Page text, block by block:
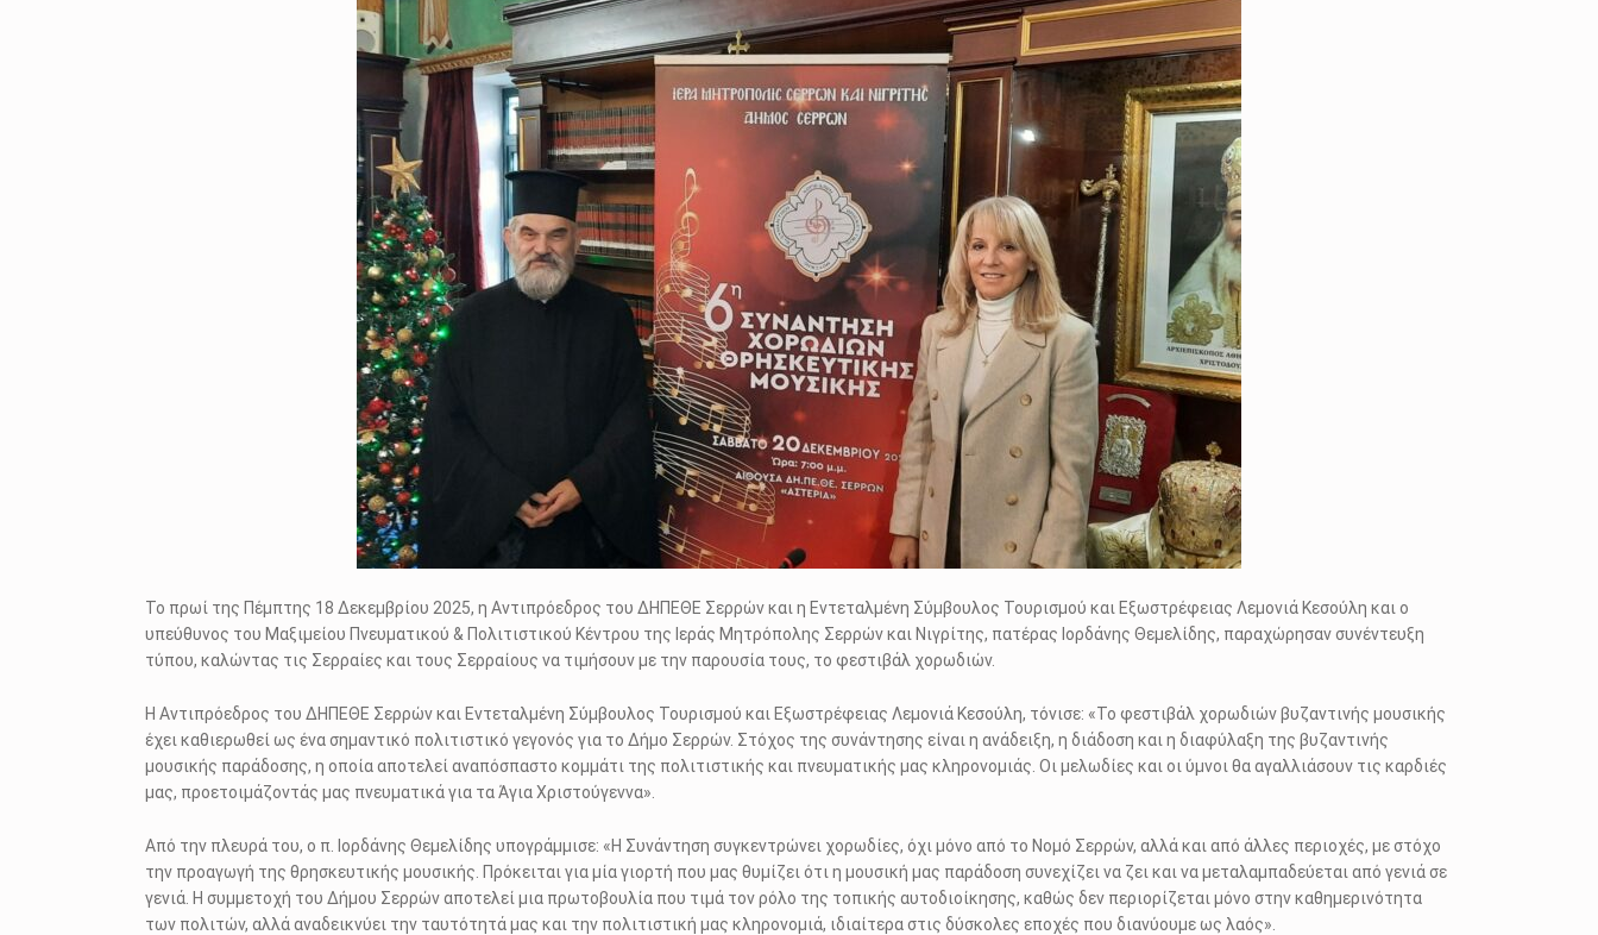
Το πρωί της Πέμπτης 18 Δεκεμβρίου 2025, η Αντιπρόεδρος του ΔΗΠΕΘΕ Σερρών και η Εντεταλμένη Σύμβουλος Τουρισμού και Εξωστρέφειας Λεμονιά Κεσούλη και ο
υπεύθυνος του Μαξιμείου Πνευματικού & Πολιτιστικού Κέντρου της Ιεράς Μητρόπολης Σερρών και Νιγρίτης, πατέρας Ιορδάνης Θεμελίδης, παραχώρησαν συνέντευξη
τύπου, καλώντας τις Σερραίες και τους Σερραίους να τιμήσουν με την παρουσία τους, το φεστιβάλ χορωδιών.
Η Αντιπρόεδρος του ΔΗΠΕΘΕ Σερρών και Εντεταλμένη Σύμβουλος Τουρισμού και Εξωστρέφειας Λεμονιά Κεσούλη, τόνισε: «Το φεστιβάλ χορωδιών βυζαντινής μουσικής
έχει καθιερωθεί ως ένα σημαντικό πολιτιστικό γεγονός για το Δήμο Σερρών. Στόχος της συνάντησης είναι η ανάδειξη, η διάδοση και η διαφύλαξη της βυζαντινής
μουσικής παράδοσης, η οποία αποτελεί αναπόσπαστο κομμάτι της πολιτιστικής και πνευματικής μας κληρονομιάς. Οι μελωδίες και οι ύμνοι θα αγαλλιάσουν τις καρδιές
μας, προετοιμάζοντάς μας πνευματικά για τα Άγια Χριστούγεννα».
Από την πλευρά του, ο π. Ιορδάνης Θεμελίδης υπογράμμισε: «Η Συνάντηση συγκεντρώνει χορωδίες, όχι μόνο από το Νομό Σερρών, αλλά και από άλλες περιοχές, με στόχο
την προαγωγή της θρησκευτικής μουσικής. Πρόκειται για μία γιορτή που μας θυμίζει ότι η μουσική μας παράδοση συνεχίζει να ζει και να μεταλαμπαδεύεται από γενιά σε
γενιά. Η συμμετοχή του Δήμου Σερρών αποτελεί μια πρωτοβουλία που τιμά τον ρόλο της τοπικής αυτοδιοίκησης, καθώς δεν περιορίζεται μόνο στην καθημερινότητα
των πολιτών, αλλά αναδεικνύει την ταυτότητά μας και την πολιτιστική μας κληρονομιά, ιδιαίτερα στις δύσκολες εποχές που διανύουμε ως λαός».